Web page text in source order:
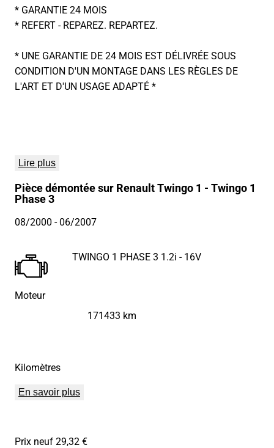
* GARANTIE 24 MOIS
* REFERT - REPAREZ. REPARTEZ.
* UNE GARANTIE DE 24 MOIS EST DÉLIVRÉE SOUS
CONDITION D'UN MONTAGE DANS LES RÈGLES DE
L'ART ET D'UN USAGE ADAPTÉ *
Lire plus
Pièce démontée sur Renault Twingo 1 - Twingo 1
Phase 3
08/2000 - 06/2007
Moteur
TWINGO 1 PHASE 3 1.2i - 16V
Kilomètres
171433 km
En savoir plus
Prix neuf 29,32 €